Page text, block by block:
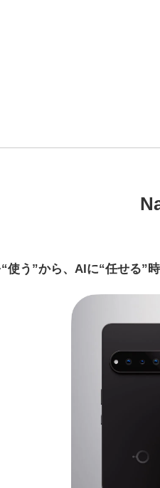
使う”から、AIに“任せる”